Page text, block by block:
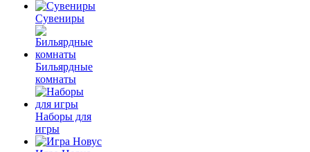
Сувениры
Бильярдные
комнаты
Наборы для
игры